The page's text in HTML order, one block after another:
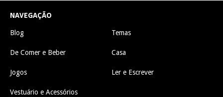
NAVEGAÇÃO
Blog Temas
De Comer e Beber Casa
Jogos Ler e Escrever
Vestuário e Acessórios